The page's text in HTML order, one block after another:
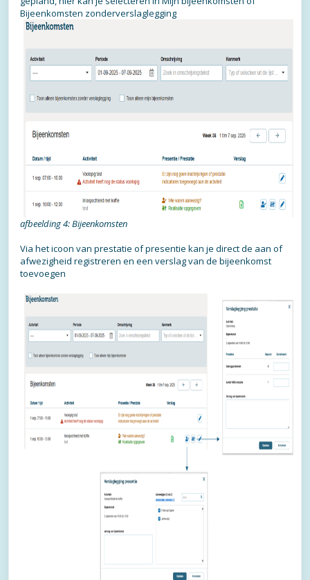
Bijeenkomsten zonderverslaglegging
afbeelding 4: Bijeenkomsten
Via het icoon van prestatie of presentie kan je direct de aan of
afwezigheid registreren en een verslag van de bijeenkomst
toevoegen